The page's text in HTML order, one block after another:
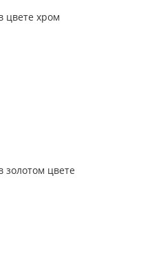
цвете хром
золотом цвете